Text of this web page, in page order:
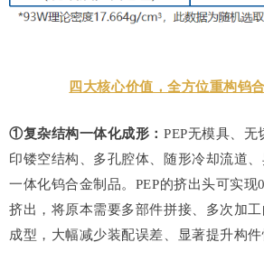
四大核心价值，全方位重构钨
①复杂结构一体化成形： PEP无模具、
印镂空结构、多孔腔体、随形冷却流道
一体化钨合金制品。PEP的挤出头可实现
挤出，将原本需要多部件拼接、多次加
成型，大幅减少装配误差、显著提升构件